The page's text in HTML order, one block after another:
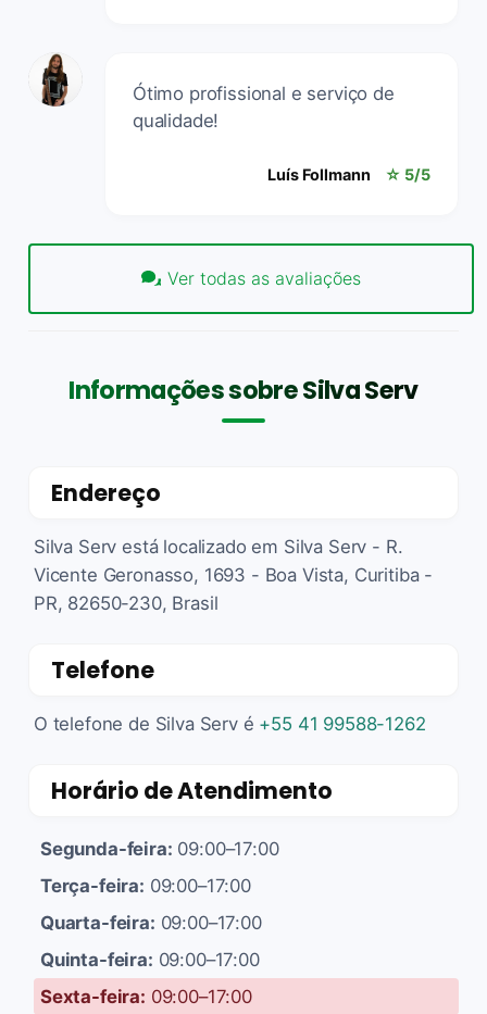
Ótimo profissional e serviço de
qualidade!
Luís Follmann ☆ 5/5
Ver todas as avaliações
Informações sobre Silva Serv
Endereço
Silva Serv está localizado em Silva Serv - R.
Vicente Geronasso, 1693 - Boa Vista, Curitiba -
PR, 82650-230, Brasil
Telefone
O telefone de Silva Serv é +55 41 99588-1262
Horário de Atendimento
Segunda-feira: 09:00–17:00
Terça-feira: 09:00–17:00
Quarta-feira: 09:00–17:00
Quinta-feira: 09:00–17:00
Sexta-feira: 09:00–17:00